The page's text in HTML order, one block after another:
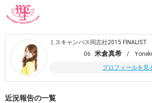
ミスキャンパス同志社2015 FINALIST
06. 米倉真希
/
プロフィールを見
近況報告の一覧